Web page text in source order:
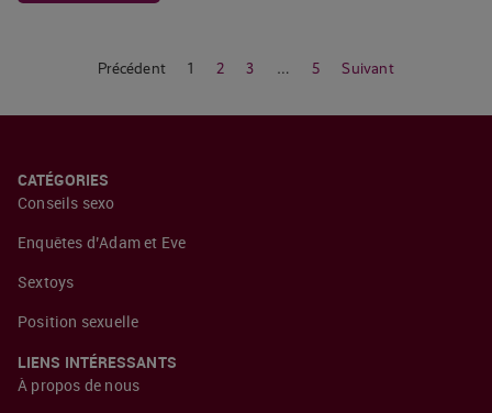
Précédent 1 2 3 … 5 Suivant
CATÉGORIES
Conseils sexo
Enquêtes d’Adam et Eve
Sextoys
Position sexuelle
LIENS INTÉRESSANTS
À propos de nous